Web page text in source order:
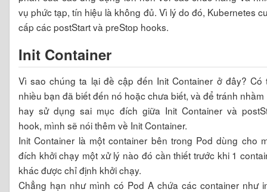
vụ phức tạp, tín hiệu là không đủ. Vì lý do đó, Kubernetes
cấp các postStart và preStop hooks.
Init Container
Vì sao chúng ta lại đề cập đến Init Container ở đây? Có
nhiều bạn đã biết đến nó hoặc chưa biết, và để tránh nhầm
hay sử dụng sai mục đích giữa Init Container và
hook, mình sẽ nói thêm về Init Container.
Init Container là một container bên trong Pod dùng cho
đích khởi chạy một xử lý nào đó cần thiết trước khi 1
khác được chỉ định khởi chạy.
Chẳng hạn như mình có Pod A chứa các container như